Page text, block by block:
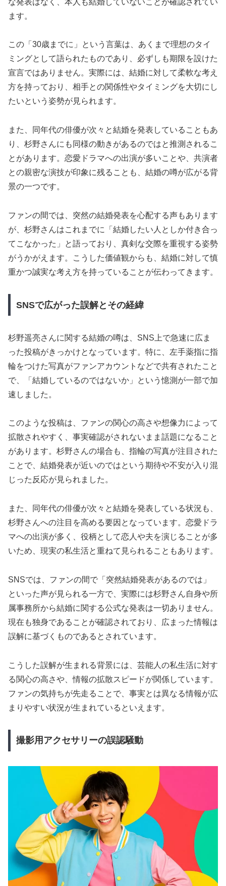
ます。
この「30歳までに」という言葉は、あくまで理想のタイ
ミングとして語られたものであり、必ずしも期限を設けた
宣言ではありません。実際には、結婚に対して柔軟な考え
方を持っており、相手との関係性やタイミングを大切にし
たいという姿勢が見られます。
また、同年代の俳優が次々と結婚を発表していることもあ
り、杉野さんにも同様の動きがあるのではと推測されるこ
とがあります。恋愛ドラマへの出演が多いことや、共演者
との親密な演技が印象に残ることも、結婚の噂が広がる背
景の一つです。
ファンの間では、突然の結婚発表を心配する声もあります
が、杉野さんはこれまでに「結婚したい人としか付き合っ
てこなかった」と語っており、真剣な交際を重視する姿勢
がうかがえます。こうした価値観からも、結婚に対して慎
重かつ誠実な考え方を持っていることが伝わってきます。
SNSで広がった誤解とその経緯
杉野遥亮さんに関する結婚の噂は、SNS上で急速に広ま
った投稿がきっかけとなっています。特に、左手薬指に指
輪をつけた写真がファンアカウントなどで共有されたこと
で、「結婚しているのではないか」という憶測が一部で加
速しました。
このような投稿は、ファンの関心の高さや想像力によって
拡散されやすく、事実確認がされないまま話題になること
があります。杉野さんの場合も、指輪の写真が注目された
ことで、結婚発表が近いのではという期待や不安が入り混
じった反応が見られました。
また、同年代の俳優が次々と結婚を発表している状況も、
杉野さんへの注目を高める要因となっています。恋愛ドラ
マへの出演が多く、役柄として恋人や夫を演じることが多
いため、現実の私生活と重ねて見られることもあります。
SNSでは、ファンの間で「突然結婚発表があるのでは」
といった声が見られる一方で、実際には杉野さん自身や所
属事務所から結婚に関する公式な発表は一切ありません。
現在も独身であることが確認されており、広まった情報は
誤解に基づくものであるとされています。
こうした誤解が生まれる背景には、芸能人の私生活に対す
る関心の高さや、情報の拡散スピードが関係しています。
ファンの気持ちが先走ることで、事実とは異なる情報が広
まりやすい状況が生まれているといえます。
撮影用アクセサリーの誤認騒動